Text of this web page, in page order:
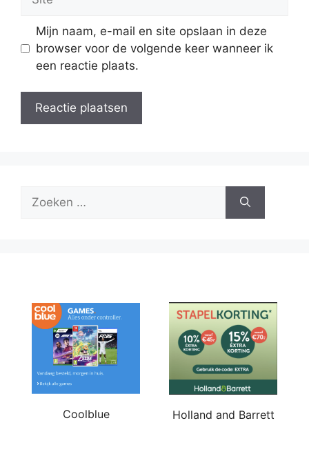
Mijn naam, e-mail en site opslaan in deze
browser voor de volgende keer wanneer ik
een reactie plaats.
Zoek
Coolblue Holland and Barrett